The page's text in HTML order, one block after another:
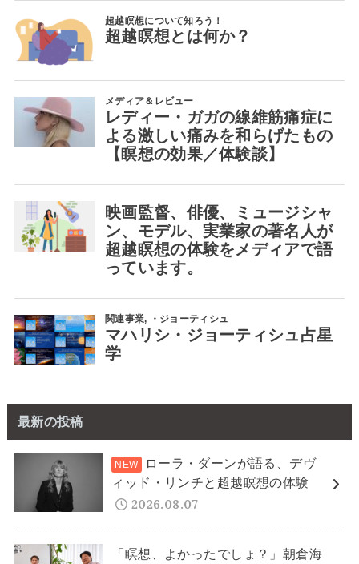
最新の投稿
ローラ・ダーンが語る、デヴ
ィッド・リンチと超越瞑想の体験
2026.08.07
「瞑想、よかったでしょ？」朝倉海